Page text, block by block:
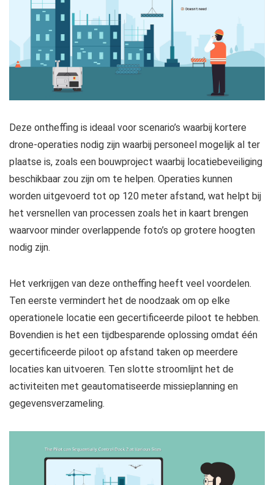
Deze ontheffing is ideaal voor scenario’s waarbij kortere
drone-operaties nodig zijn waarbij personeel mogelijk al ter
plaatse is, zoals een bouwproject waarbij locatiebeveiliging
beschikbaar zou zijn om te helpen. Operaties kunnen
worden uitgevoerd tot op 120 meter afstand, wat helpt bij
het versnellen van processen zoals het in kaart brengen
waarvoor minder overlappende foto’s op grotere hoogten
nodig zijn.
Het verkrijgen van deze ontheffing heeft veel voordelen.
Ten eerste vermindert het de noodzaak om op elke
operationele locatie een gecertificeerde piloot te hebben.
Bovendien is het een tijdbesparende oplossing omdat één
gecertificeerde piloot op afstand taken op meerdere
locaties kan uitvoeren. Ten slotte stroomlijnt het de
activiteiten met geautomatiseerde missieplanning en
gegevensverzameling.